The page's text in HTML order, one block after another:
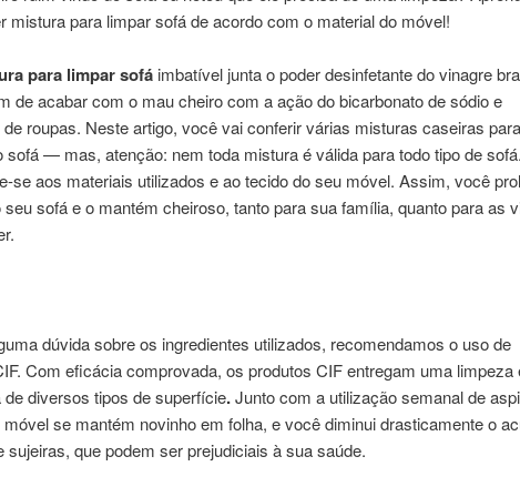
mistura para limpar sofá de acordo com o material do móvel!
para limpar sofá imbatível junta o poder desinfetante do vinagre
de acabar com o mau cheiro com a ação do bicarbonato de sódio e
roupas. Neste artigo, você vai conferir várias misturas caseiras para
sofá — mas, atenção: nem toda mistura é válida para todo tipo de
se aos materiais utilizados e ao tecido do seu móvel. Assim, você
seu sofá e o mantém cheiroso, tanto para sua família, quanto para as
dúvida sobre os ingredientes utilizados, recomendamos o uso de
Com eficácia comprovada, os produtos CIF entregam uma limpeza
de diversos tipos de superfície.Junto com a utilização semanal de
se mantém novinho em folha, e você diminui drasticamente o
sujeiras, que podem ser prejudiciais à sua saúde.